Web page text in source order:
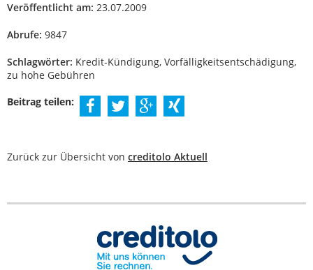
Veröffentlicht am: 23.07.2009
Abrufe: 9847
Schlagwörter: Kredit-Kündigung, Vorfälligkeitsentschädigung,
zu hohe Gebühren
Beitrag teilen:
Zurück zur Übersicht von creditolo Aktuell